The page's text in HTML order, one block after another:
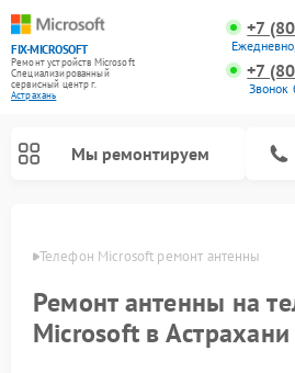
FIX-MICROSOFT
Ремонт устройств Microsoft
Специализированный
cервисный центр г.
Астрахань
+7
+7
Звонок
Мы ремонтируем
Телефон Microsoft ремонт антенны
Ремонт антенны на
Microsoft в Астрахани